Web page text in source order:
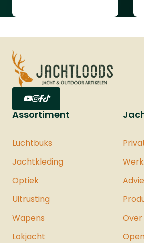
Assortiment
Luchtbuks
Jachtkleding
Optiek
Uitrusting
Wapens
Lokjacht
Over